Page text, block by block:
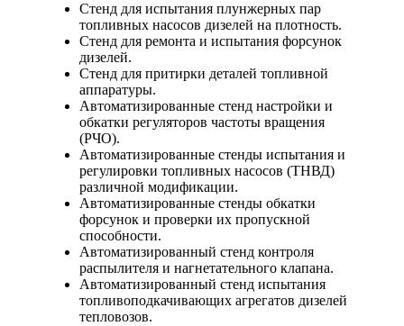
Стенд для испытания плунжерных пар
топливных насосов дизелей на плотность.
Стенд для ремонта и испытания форсунок
дизелей.
Стенд для притирки деталей топливной
аппаратуры.
Автоматизированные стенд настройки и
обкатки регуляторов частоты вращения
(РЧО).
Автоматизированные стенды испытания и
регулировки топливных насосов (ТНВД)
различной модификации.
Автоматизированные стенды обкатки
форсунок и проверки их пропускной
способности.
Автоматизированный стенд контроля
распылителя и нагнетательного клапана.
Автоматизированный стенд испытания
топливоподкачивающих агрегатов дизелей
тепловозов.